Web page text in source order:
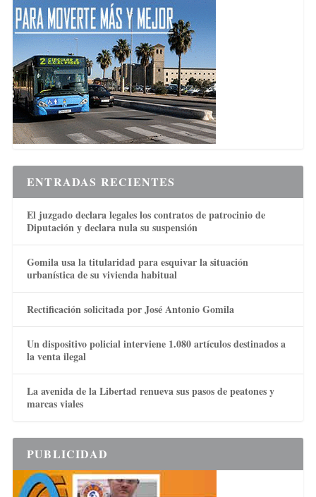
ENTRADAS RECIENTES
El juzgado declara legales los contratos de patrocinio de
Diputación y declara nula su suspensión
Gomila usa la titularidad para esquivar la situación
urbanística de su vivienda habitual
Rectificación solicitada por José Antonio Gomila
Un dispositivo policial interviene 1.080 artículos destinados a
la venta ilegal
La avenida de la Libertad renueva sus pasos de peatones y
marcas viales
PUBLICIDAD